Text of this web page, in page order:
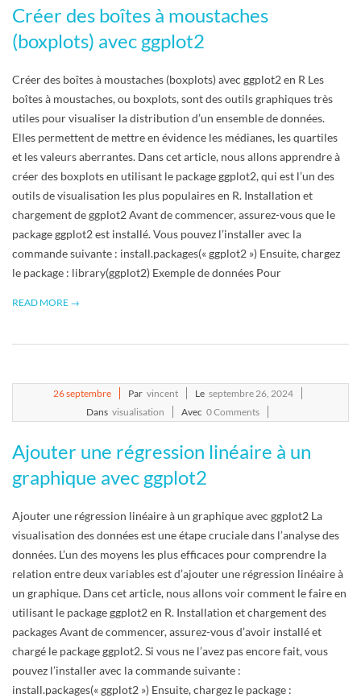
Créer des boîtes à moustaches
(boxplots) avec ggplot2
Créer des boîtes à moustaches (boxplots) avec ggplot2 en R Les
boîtes à moustaches, ou boxplots, sont des outils graphiques très
utiles pour visualiser la distribution d’un ensemble de données.
Elles permettent de mettre en évidence les médianes, les quartiles
et les valeurs aberrantes. Dans cet article, nous allons apprendre à
créer des boxplots en utilisant le package ggplot2, qui est l’un des
outils de visualisation les plus populaires en R. Installation et
chargement de ggplot2 Avant de commencer, assurez-vous que le
package ggplot2 est installé. Vous pouvez l’installer avec la
commande suivante : install.packages(« ggplot2 ») Ensuite, chargez
le package : library(ggplot2) Exemple de données Pour
READ MORE →
26septembre Par vincent Le septembre 26, 2024
Dans visualisation Avec 0 Comments
Ajouter une régression linéaire à un
graphique avec ggplot2
Ajouter une régression linéaire à un graphique avec ggplot2 La
visualisation des données est une étape cruciale dans l’analyse des
données. L’un des moyens les plus efficaces pour comprendre la
relation entre deux variables est d’ajouter une régression linéaire à
un graphique. Dans cet article, nous allons voir comment le faire en
utilisant le package ggplot2 en R. Installation et chargement des
packages Avant de commencer, assurez-vous d’avoir installé et
chargé le package ggplot2. Si vous ne l’avez pas encore fait, vous
pouvez l’installer avec la commande suivante :
install.packages(« ggplot2 ») Ensuite, chargez le package :